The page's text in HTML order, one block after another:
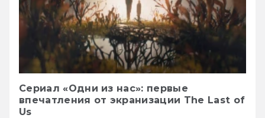
Сериал «Одни из нас»: первые
впечатления от экранизации The Last of
Us